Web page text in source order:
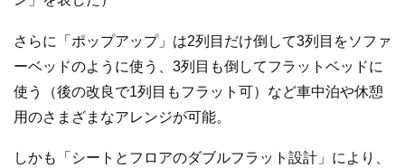
さらに「ポップアップ」は2列目だけ倒して3列目をソファ
ーベッドのように使う、3列目も倒してフラットベッドに
使う（後の改良で1列目もフラット可）など車中泊や休憩
用のさまざまなアレンジが可能。
しかも「シートとフロアのダブルフラット設計」により、